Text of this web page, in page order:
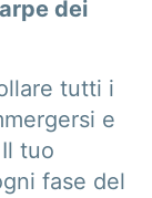
dei
tutti i
e
tuo
fase del